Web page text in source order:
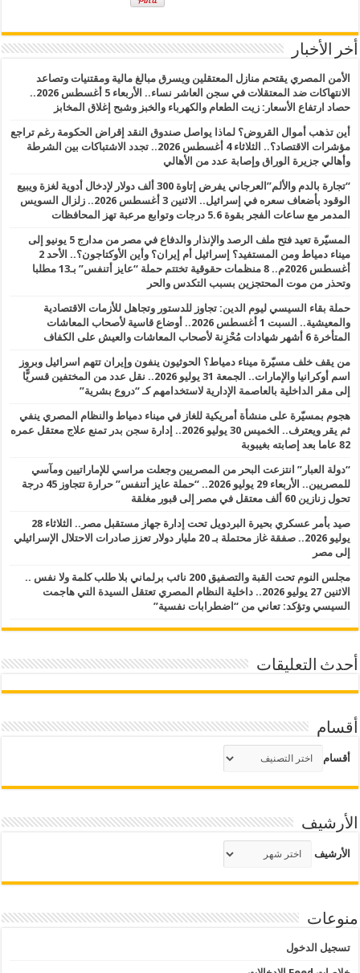
أخر الأخبار
الأمن المصري يقتحم منازل المعتقلين ويسرق مبالغ مالية ومقتنيات وتصاعد
الانتهاكات ضد المعتقلات في سجن العاشر نساء.. الأربعاء 5 أغسطس 2026..
حصاد ارتفاع الأسعار: زيت الطعام والكهرباء والخبز وشبح إغلاق المخابز
أين تذهب أموال القروض؟ لماذا يواصل صندوق النقد إقراض الحكومة رغم تراجع
مؤشرات الاقتصاد؟.. الثلاثاء 4 أغسطس 2026.. تجدد الاشتباكات بين الشرطة
وأهالي جزيرة الوراق وإصابة عدد من الأهالي
“تجارة بالدم والألم”العرجاني يفرض إتاوة 300 ألف دولار لإدخال أدوية لغزة ويبيع
الوقود بأضعاف سعره في إسرائيل.. الاثنين 3 أغسطس 2026.. زلزال السويس
المدمر مع ساعات الفجر بقوة 5.6 درجات وتوابع مرعبة تهز المحافظات
المسيّرة تعيد فتح ملف الرصد والإنذار والدفاع في مصر من مدارج 5 يونيو إلى
ميناء دمياط ومن المستفيد؟ إسرائيل أم إيران؟ وأين الأوكتاجون؟.. الأحد 2
أغسطس 2026م.. 8 منظمات حقوقية تختتم حملة “عايز أتنفس” بـ13 مطلبا
وتحذر من موت المحتجزين بسبب التكدس والحر
حملة بقاء السيسي ليوم الدين: تجاوز للدستور وتجاهل للأزمات الاقتصادية
والمعيشية.. السبت 1 أغسطس 2026.. أوضاع قاسية لأصحاب المعاشات
المتأخرة 6 أشهر شهادات مُحْزِنة لأصحاب المعاشات والعيش على الكفاف
من يقف خلف مسيّرة ميناء دمياط؟ الحوثيون ينفون وإيران تتهم اسرائيل وبروز
اسم أوكرانيا والإمارات.. الجمعة 31 يوليو 2026.. نقل عدد من المختفين قسريًّا
إلى مقر الداخلية بالعاصمة الإدارية لاستخدامهم كـ “دروع بشرية”
هجوم بمسيّرة على منشأة أمريكية للغاز في ميناء دمياط والنظام المصري ينفي
ثم يقر ويعترف.. الخميس 30 يوليو 2026.. إدارة سجن بدر تمنع علاج معتقل عمره
82 عاما بعد إصابته بغيبوبة
“دولة العبار” انتزعت البحر من المصريين وجعلت مراسي للإماراتيين ومآسي
للمصريين.. الأربعاء 29 يوليو 2026.. “حملة عايز أتنفس” حرارة تتجاوز 45 درجة
تحول زنازين 60 ألف معتقل في مصر إلى قبور مغلقة
صيد بأمر عسكري بحيرة البردويل تحت إدارة جهاز مستقبل مصر.. الثلاثاء 28
يوليو 2026.. صفقة غاز محتملة بـ 20 مليار دولار تعزز صادرات الاحتلال الإسرائيلي
إلى مصر
مجلس النوم تحت القبة والتصفيق 200 نائب برلماني بلا طلب كلمة ولا نفس ..
الاثنين 27 يوليو 2026.. داخلية النظام المصري تعتقل السيدة التي هاجمت
السيسي وتؤكد: تعاني من “اضطرابات نفسية”
أحدث التعليقات
أقسام
أقسام
الأرشيف
الأرشيف
منوعات
تسجيل الدخول